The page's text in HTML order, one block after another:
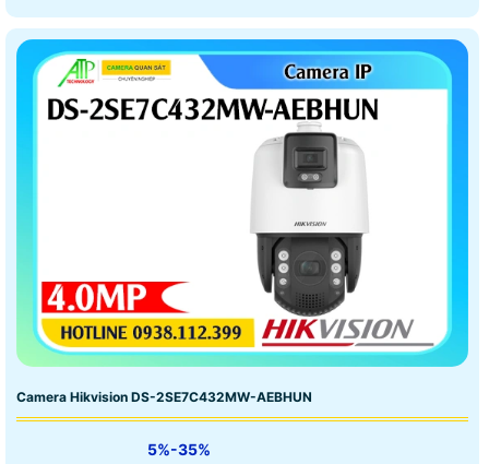
Camera Hikvision DS-2SE7C432MW-AEBHUN
5%-35%